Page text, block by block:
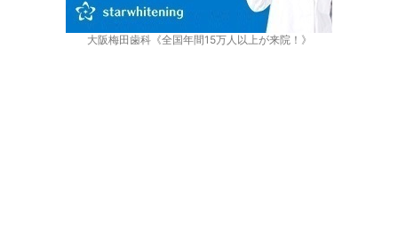
大阪梅田歯科《全国年間15万人以上が来院！》